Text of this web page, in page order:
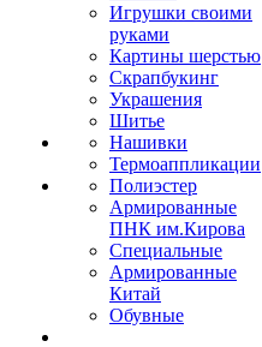
Игрушки своими
руками
Картины шерстью
Скрапбукинг
Украшения
Шитье
Нашивки
Термоаппликации
Полиэстер
Армированные
ПНК им.Кирова
Специальные
Армированные
Китай
Обувные